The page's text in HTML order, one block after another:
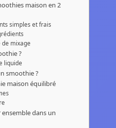
maison en 2
simples et frais
de mixage
?
liquide
smoothie ?
maison équilibré
dans un